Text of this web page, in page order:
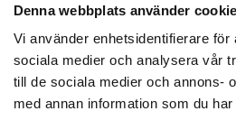
Denna webbplats använder
Vi använder enhetsidentifierare
sociala medier och analysera vår
till de sociala medier och annons-
med annan information som du
Ljud, LED, vibration
LED-ficklampa och tippljus
3 m